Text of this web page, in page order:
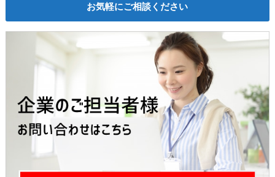
お気軽にご相談ください